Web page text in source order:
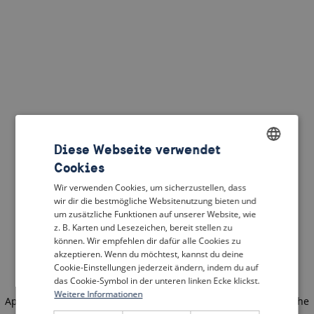
Application error: a client-side exception has occurred
(see the
DUTCH
FRENCH
GERMAN
Diese Webseite verwendet
Cookies
Wir verwenden Cookies, um sicherzustellen, dass
wir dir die bestmögliche Websitenutzung bieten und
um zusätzliche Funktionen auf unserer Website, wie
z. B. Karten und Lesezeichen, bereit stellen zu
können. Wir empfehlen dir dafür alle Cookies zu
akzeptieren. Wenn du möchtest, kannst du deine
Cookie-Einstellungen jederzeit ändern, indem du auf
das Cookie-Symbol in der unteren linken Ecke klickst.
Weitere Informationen